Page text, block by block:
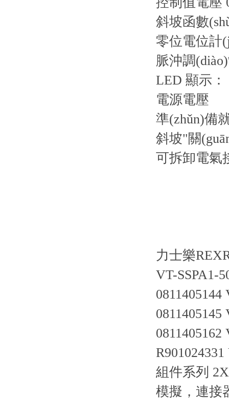
斜坡函數
零位電位計
脈沖調
LED 顯示：
電源電壓
準(zhǔn)備
斜坡"關
可拆卸電氣
力士樂
VT-SSPA1-
0811405144
0811405162
組件系列 2X
模擬，連接